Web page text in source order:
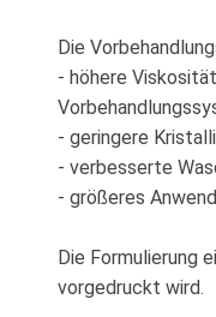
Die
- höhere
- geringere
- verbesserte
- größeres
Die Formulierung
vorgedruckt wird.